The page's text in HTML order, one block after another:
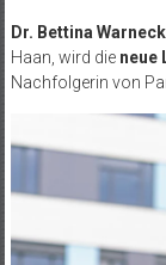
Dr. Bettina
Haan, wird die neue
Nachfolgerin von